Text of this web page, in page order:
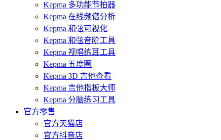
Kepma 多功能节拍器
Kepma 在线频谱分析
Kepma 和弦可视化
Kepma 和弦音阶工具
Kepma 视唱练耳工具
Kepma 五度圈
Kepma 3D 吉他查看
Kepma 吉他指板大师
Kepma 分脑练习工具
官方零售
官方天猫店
官方抖音店